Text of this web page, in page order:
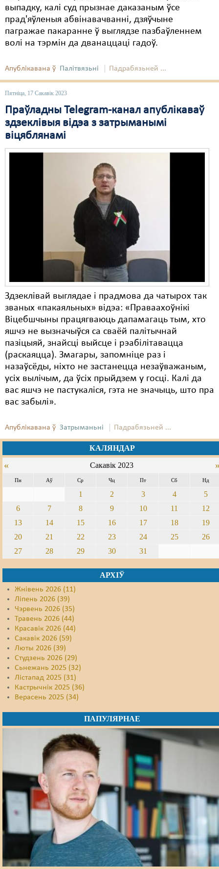
выпадку, калі суд прызнае даказаным ўсе
прад'яўленыя абвінавачванні, дзяўчыне
пагражае пакаранне ў выглядзе пазбаўленнем
волі на тэрмін да дванаццаці гадоў.
Апублікавана ў Палітвязьні Падрабязьней ...
Пятніца, 17 Сакавік 2023
Праўладны Telegram-канал апублікаваў
здзеклівыя відэа з затрыманымі
віцяблянамі
Здзеклівай выглядае і прадмова да чатырох так
званых «пакаяльных» відэа: «Праваахоўнікі
Віцебшчыны працягваюць дапамагаць тым, хто
яшчэ не вызначыўся са сваёй палітычнай
пазіцыяй, знайсці выйсце і рэабілітавацца
(раскаяцца). Змагары, запомніце раз і
назаўсёды, ніхто не застанецца незаўважаным,
усіх вылічым, да ўсіх прыйдзем у госці. Калі да
вас яшчэ не пастукаліся, гэта не значыць, што пра
вас забылі».
Апублікавана ў Затрыманьні Падрабязьней ...
КАЛЯНДАР
« Сакавік 2023
Пн Аў Ср Чц Пт Сб Нд
1 2 3 4
5
6
7 8 9 10 11
12
13
14 15 16 17 18
19
20
21 22 23 24 25
26
27
28 29 30 31
АРХІЎ
Жнівень 2026 (11)
Ліпень 2026 (39)
Чэрвень 2026 (35)
Травень 2026 (44)
Красавік 2026 (44)
Сакавік 2026 (59)
Люты 2026 (39)
Студзень 2026 (29)
Сьнежань 2025 (32)
Лістапад 2025 (31)
Кастрычнік 2025 (36)
Верасень 2025 (34)
ПАПУЛЯРНАЕ